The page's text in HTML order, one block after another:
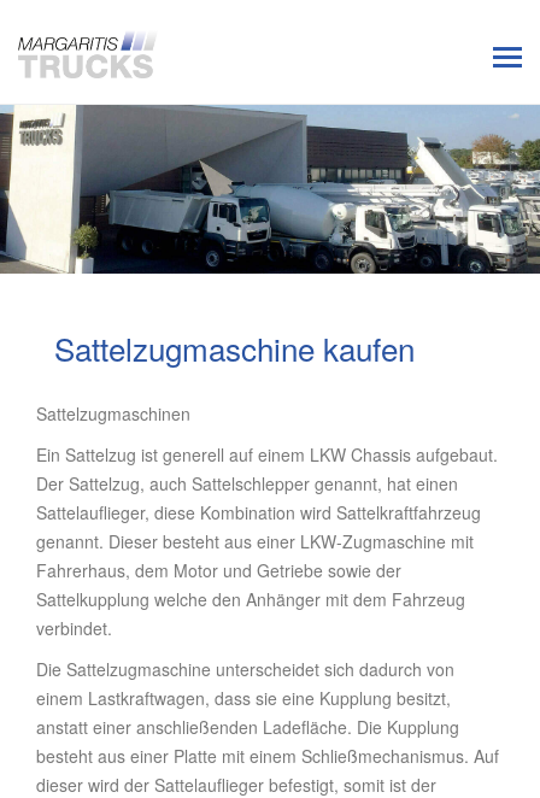
Sattelzugmaschine kaufen
Sattelzugmaschinen
Ein Sattelzug ist generell auf einem LKW Chassis aufgebaut.
Der Sattelzug, auch Sattelschlepper genannt, hat einen
Sattelauflieger, diese Kombination wird Sattelkraftfahrzeug
genannt. Dieser besteht aus einer LKW-Zugmaschine mit
Fahrerhaus, dem Motor und Getriebe sowie der
Sattelkupplung welche den Anhänger mit dem Fahrzeug
verbindet.
Die Sattelzugmaschine unterscheidet sich dadurch von
einem Lastkraftwagen, dass sie eine Kupplung besitzt,
anstatt einer anschließenden Ladefläche. Die Kupplung
besteht aus einer Platte mit einem Schließmechanismus. Auf
dieser wird der Sattelauflieger befestigt, somit ist der